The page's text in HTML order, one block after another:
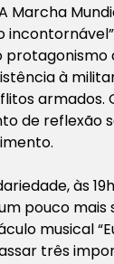
Marcha
à
armados.
de reflexão
às
pouco mais
musical
três